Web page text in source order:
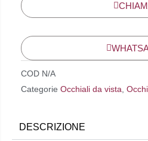
COD N/A
Categorie Occhiali da vista
DESCRIZIONE